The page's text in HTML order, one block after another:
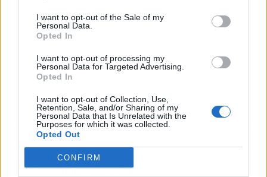
I want to opt-out of the Sale of my
Personal Data.
Opted In
I want to opt-out of processing my
Personal Data for Targeted Advertising.
Opted In
I want to opt-out of Collection, Use,
Retention, Sale, and/or Sharing of my
Personal Data that Is Unrelated with the
Purposes for which it was collected.
Opted Out
CONFIRM
Proincentiva ofrece una solución innovadora y
culturalmente beneficiosa para reducir la carga
fiscal de empresas y autónomos. Si deseas
explorar cómo maximizar tus ahorros fiscales y
al mismo tiempo apoyar el sector cultural, te